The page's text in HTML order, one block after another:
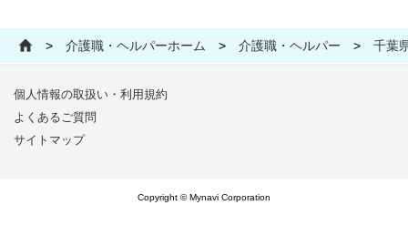
> 介護職・ヘルパーホーム > 介護職・ヘルパー > 千葉
個人情報の取扱い・利用規約
よくあるご質問
サイトマップ
Copyright © Mynavi Corporation